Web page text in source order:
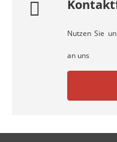
Nutzen Sie
an uns